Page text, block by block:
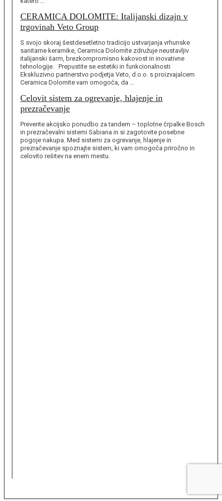
CERAMICA DOLOMITE: Italijanski dizajn v
trgovinah Veto Group
S svojo skoraj šestdesetletno tradicijo ustvarjanja vrhunske
sanitarne keramike, Ceramica Dolomite združuje neustavljiv
italijanski šarm, brezkompromisno kakovost in inovativne
tehnologije. Prepustite se estetiki in funkcionalnosti
Ekskluzivno partnerstvo podjetja Veto, d.o.o. s proizvajalcem
Ceramica Dolomite vam omogoča, da …
Celovit sistem za ogrevanje, hlajenje in
prezračevanje
Preverite akcijsko ponudbo za tandem – toplotne črpalke Bosch
in prezračevalni sistemi Sabiana in si zagotovite posebne
pogoje nakupa. Med sistemi za ogrevanje, hlajenje in
prezračevanje spoznajte sistem, ki vam omogoča priročno in
celovito rešitev na enem mestu.